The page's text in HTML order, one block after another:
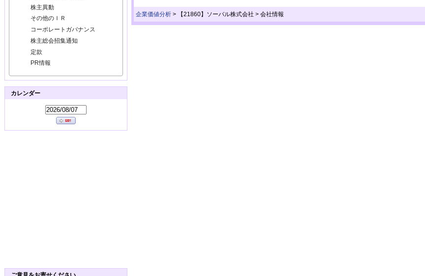
企業価値分析 > 【21860】ソーバル株式会社 > 会社情報
株主異動
その他のＩＲ
コーポレートガバナンス
株主総会招集通知
定款
PR情報
カレンダー